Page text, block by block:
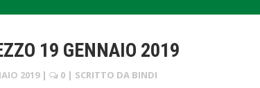
19 GENNAIO 2019
2019 | 0 | SCRITTO DA BINDI